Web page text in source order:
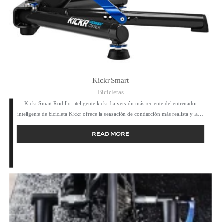
Kickr Smart
Bicicletas
Kickr Smart Rodillo inteligente kickr La versión más reciente del entrenador
inteligente de bicicleta Kickr ofrece la sensación de conducción más realista y la…
READ MORE